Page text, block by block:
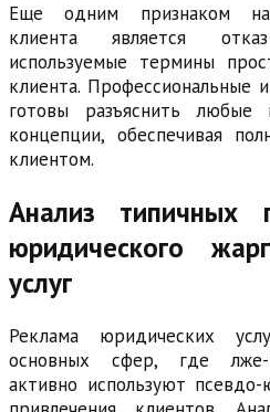
Еще одним признаком
клиента является
используемые термины
клиента. Профессиональные
готовы разъяснить
концепции, обеспечивая
клиентом.
Анализ типичных
юридического
услуг
Реклама юридических
основных сфер, где лже-
активно используют